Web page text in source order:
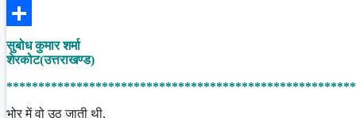
Facebook
Share
सुबोध कुमार शर्मा
शेरकोट(उत्तराखण्ड)
भोर में वो उठ जाती थी,